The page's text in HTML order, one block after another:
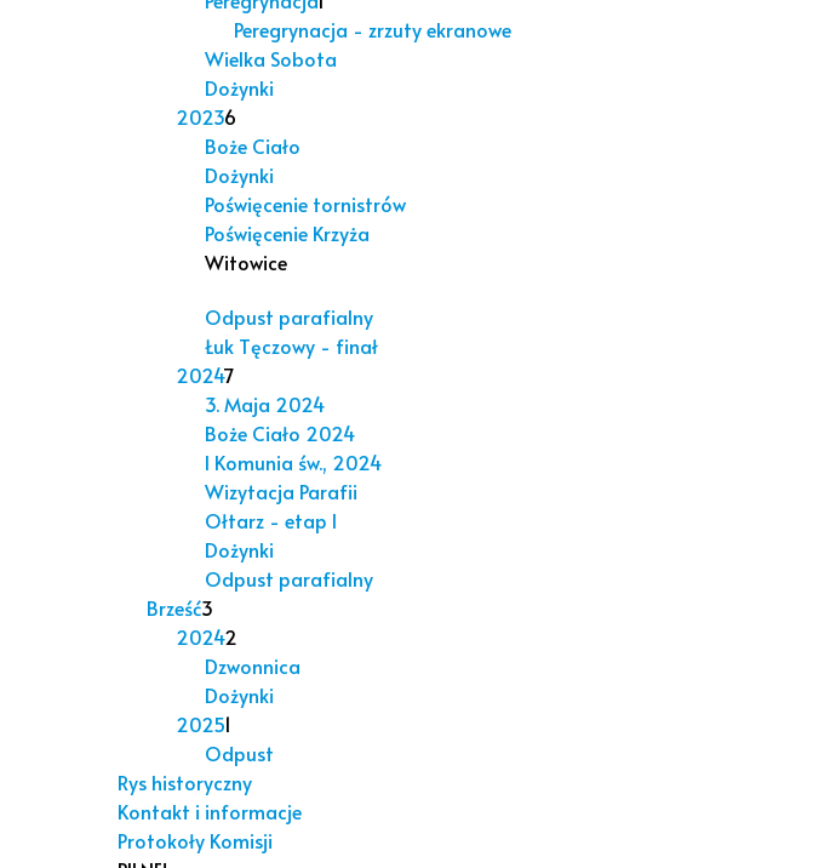
Peregrynacja - zrzuty ekranowe
Wielka Sobota
Dożynki
20236
Boże Ciało
Dożynki
Poświęcenie tornistrów
Poświęcenie Krzyża
Witowice
Odpust parafialny
Łuk Tęczowy - finał
20247
3. Maja 2024
Boże Ciało 2024
I Komunia św., 2024
Wizytacja Parafii
Ołtarz - etap I
Dożynki
Odpust parafialny
Brześć3
20242
Dzwonnica
Dożynki
20251
Odpust
Rys historyczny
Kontakt i informacje
Protokoły Komisji